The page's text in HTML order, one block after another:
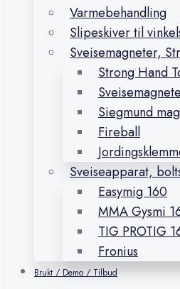
Varmebehandling
Slipeskiver til
Sveisemagneter,
Strong Hand
Siegmund
Fireball
Sveiseapparat,
Easymig 160
MMA Gysmi
TIG PROTIG
Fronius
Brukt / Demo / Tilbud